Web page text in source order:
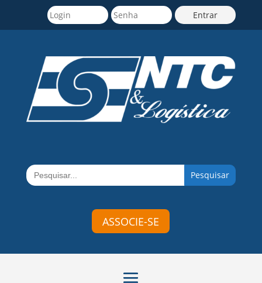
Search
for:
ASSOCIE-SE